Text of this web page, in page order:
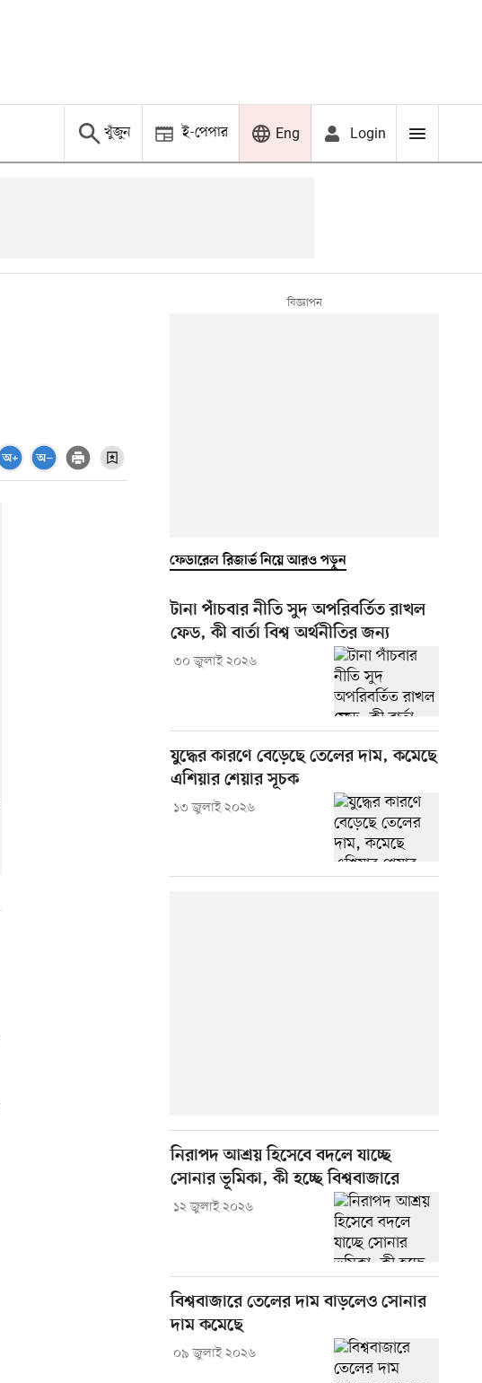
খুঁজুন ই-পেপার Eng Login
ফেডারেল রিজার্ভ নিয়ে আরও পড়ুন
টানা পাঁচবার নীতি সুদ অপরিবর্তিত রাখল
ফেড, কী বার্তা বিশ্ব অর্থনীতির জন্য
৩০ জুলাই ২০২৬
যুদ্ধের কারণে বেড়েছে তেলের দাম, কমেছে
এশিয়ার শেয়ার সূচক
১৩ জুলাই ২০২৬
নিরাপদ আশ্রয় হিসেবে বদলে যাচ্ছে
সোনার ভূমিকা, কী হচ্ছে বিশ্ববাজারে
১২ জুলাই ২০২৬
বিশ্ববাজারে তেলের দাম বাড়লেও সোনার
দাম কমেছে
০৯ জুলাই ২০২৬